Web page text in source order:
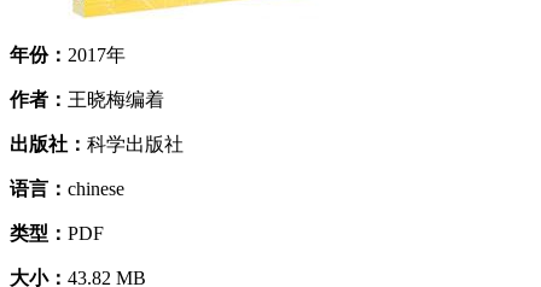
年份： 2017年
作者： 王晓梅编着
出版社： 科学出版社
语言： chinese
类型： PDF
大小： 43.82 MB